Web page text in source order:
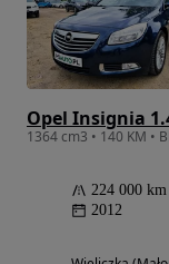
224 000 km
2012